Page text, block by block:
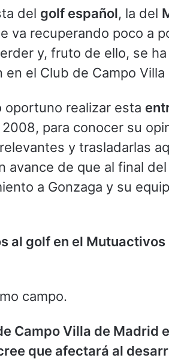
del golf español, la del
va recuperando poco a
y, fruto de ello, se
en el Club de Campo
oportuno realizar esta
para conocer su
y trasladarlas
avance de que al final
a Gonzaga y su
al golf en el Mutuactivos
campo.
Campo Villa de Madrid
que afectará al